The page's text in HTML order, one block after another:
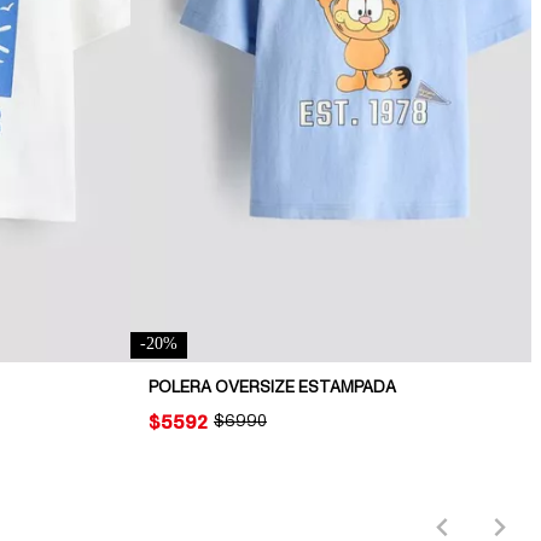
-20%
POLERA OVERSIZE ESTAMPADA
ORIGINAL PRICE:
$6990
PRICE:
$5592